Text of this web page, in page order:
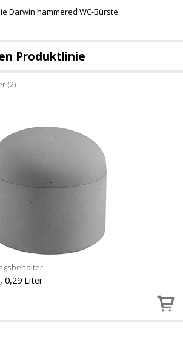
Darwin hammered WC-Bürste.
Produktlinie
(2)
0,29 Liter